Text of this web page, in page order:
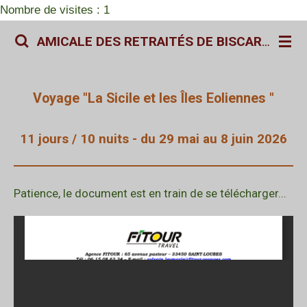
Nombre de visites : 1
Passer
au
AMICALE DES RETRAITÉS DE BISCARROSSE
Voyage "La Sicile et les Îles Eoliennes "
11 jours / 10 nuits - du 29 mai au 8 juin 2026
Patience, le document est en train de se télécharger...